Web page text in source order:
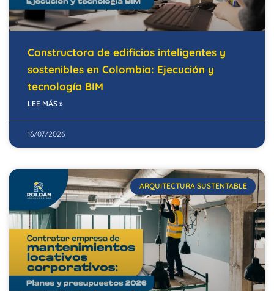
Constructora de edificios inteligentes y
sostenibles en Colombia: Ejecución y
tecnología BIM
LEE MÁS »
16/07/2026
ARQUITECTURA SUSTENTABLE